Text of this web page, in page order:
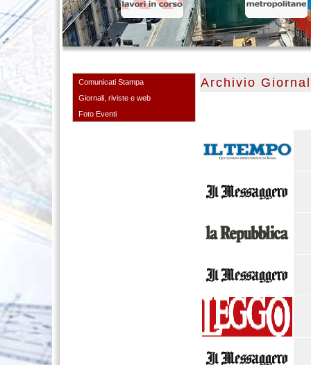
Comunicati Stampa
Giornali, riviste e web
Foto Eventi
Archivio